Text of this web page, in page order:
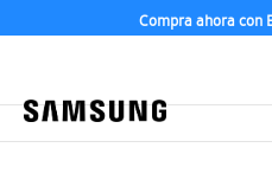
Compra ahora con